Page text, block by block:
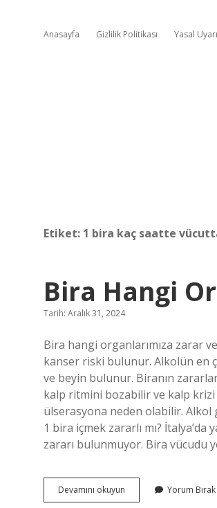
Anasayfa Gizlilik Politikası Yasal Uyarı
Etiket: 1 bira kaç saatte
Bira Hangi
Tarih: Aralık 31, 2024
Bira hangi organlarımıza zarar
kanser riski bulunur. Alkolün en
ve beyin bulunur. Biranın
kalp ritmini bozabilir ve kalp
ülserasyona neden olabilir.
1 bira içmek zararlı mı?
zararı bulunmuyor. Bira vücudu
Devamını okuyun
Hangi
Yorum Bırak